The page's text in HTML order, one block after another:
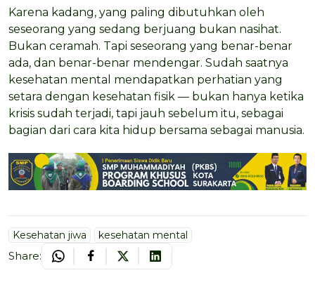
Karena kadang, yang paling dibutuhkan oleh
seseorang yang sedang berjuang bukan nasihat.
Bukan ceramah. Tapi seseorang yang benar-benar
ada, dan benar-benar mendengar. Sudah saatnya
kesehatan mental mendapatkan perhatian yang
setara dengan kesehatan fisik — bukan hanya ketika
krisis sudah terjadi, tapi jauh sebelum itu, sebagai
bagian dari cara kita hidup bersama sebagai manusia.
Kesehatan jiwa kesehatan mental
Share: